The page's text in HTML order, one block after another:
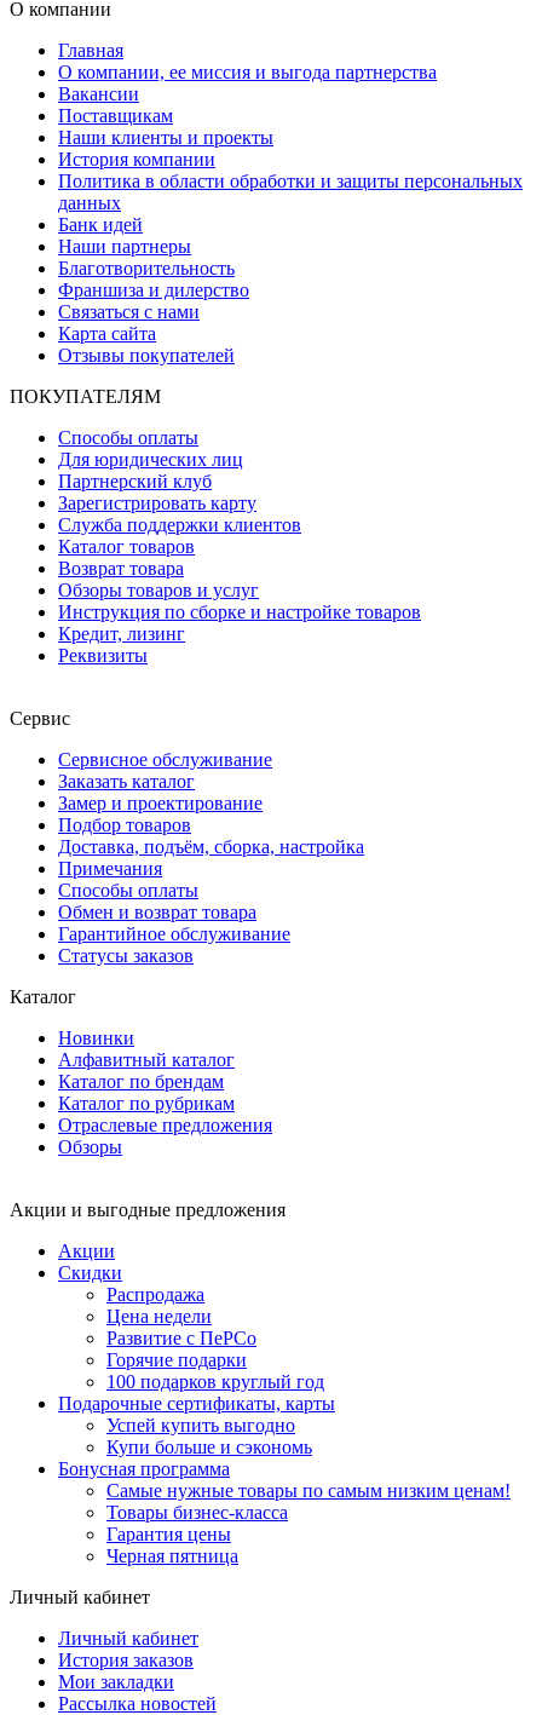
О компании
Главная
О компании, ее миссия и выгода партнерства
Вакансии
Поставщикам
Наши клиенты и проекты
История компании
Политика в области обработки и защиты персональных
данных
Банк идей
Наши партнеры
Благотворительность
Франшиза и дилерство
Связаться с нами
Карта сайта
Отзывы покупателей
ПОКУПАТЕЛЯМ
Способы оплаты
Для юридических лиц
Партнерский клуб
Зарегистрировать карту
Служба поддержки клиентов
Каталог товаров
Возврат товара
Обзоры товаров и услуг
Инструкция по сборке и настройке товаров
Кредит, лизинг
Реквизиты
Сервис
Сервисное обслуживание
Заказать каталог
Замер и проектирование
Подбор товаров
Доставка, подъём, сборка, настройка
Примечания
Способы оплаты
Обмен и возврат товара
Гарантийное обслуживание
Статусы заказов
Каталог
Новинки
Алфавитный каталог
Каталог по брендам
Каталог по рубрикам
Отраслевые предложения
Обзоры
Акции и выгодные предложения
Акции
Скидки
Распродажа
Цена недели
Развитие с ПеРСо
Горячие подарки
100 подарков круглый год
Подарочные сертификаты, карты
Успей купить выгодно
Купи больше и сэкономь
Бонусная программа
Самые нужные товары по самым низким ценам!
Товары бизнес-класса
Гарантия цены
Черная пятница
Личный кабинет
Личный кабинет
История заказов
Мои закладки
Рассылка новостей